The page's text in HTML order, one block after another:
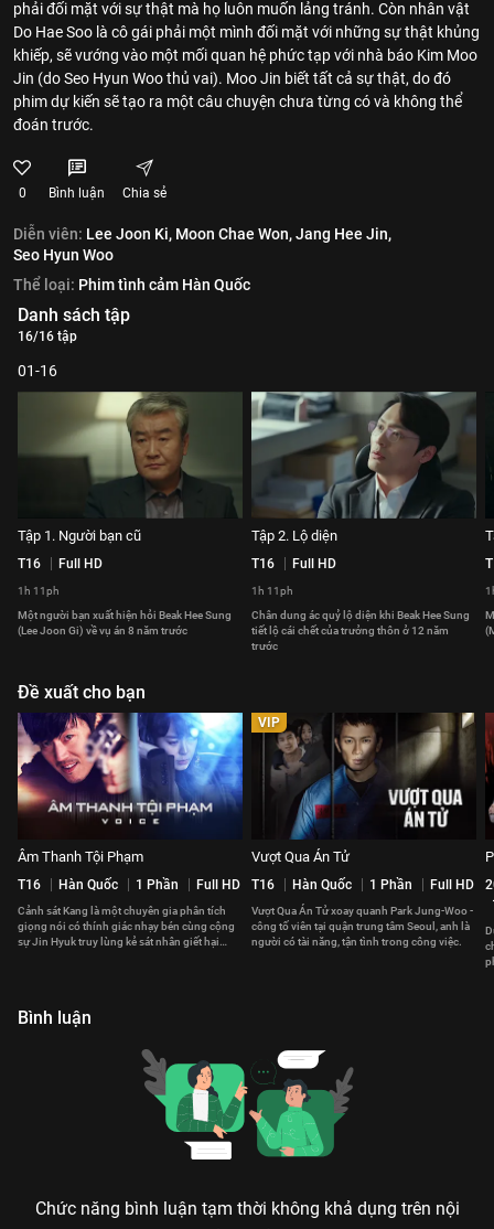
phải đối mặt với sự thật mà họ luôn muốn lảng tránh. Còn nhân vật
Do Hae Soo là cô gái phải một mình đối mặt với những sự thật khủng
khiếp, sẽ vướng vào một mối quan hệ phức tạp với nhà báo Kim Moo
Jin (do Seo Hyun Woo thủ vai). Moo Jin biết tất cả sự thật, do đó
phim dự kiến sẽ tạo ra một câu chuyện chưa từng có và không thể
đoán trước.
0 Bình luận Chia sẻ
Diễn viên: Lee Joon Ki, Moon Chae Won,Jang Hee Jin,
Seo Hyun Woo
Thể loại: Phim tình cảm Hàn Quốc
Danh sách tập
16/16 tập
01-16
Tập 1. Người bạn cũ
T16 Full HD
1h 11ph
Một người bạn xuất hiện hỏi Beak Hee Sung
(Lee Joon Gi) về vụ án 8 năm trước
Tập 2. Lộ diện
T16 Full HD
1h 11ph
Chân dung ác quỷ lộ diện khi Beak Hee Sung
tiết lộ cái chết của trưởng thôn ở 12 năm
trước
Đề xuất cho bạn
Âm Thanh Tội Phạm
T16 Hàn Quốc 1 Phần Full HD
Cảnh sát Kang là một chuyên gia phân tích
giọng nói có thính giác nhạy bén cùng cộng
sự Jin Hyuk truy lùng kẻ sát nhân giết hại
VIP
Vượt Qua Án Tử
T16 Hàn Quốc 1 Phần Full HD
Vượt Qua Án Tử xoay quanh Park Jung-Woo -
công tố viên tại quận trung tâm Seoul, anh là
người có tài năng, tận tình trong công việc.
Bình luận
Chức năng bình luận tạm thời không khả dụng trên nội